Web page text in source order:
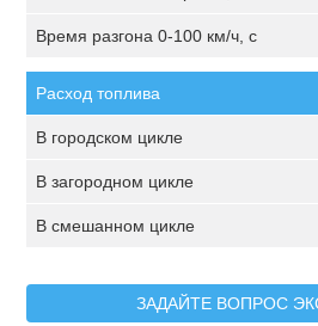
Время разгона 0-100 км/ч, с
Расход топлива
В городском цикле
В загородном цикле
В смешанном цикле
ЗАДАЙТЕ ВОПРОС